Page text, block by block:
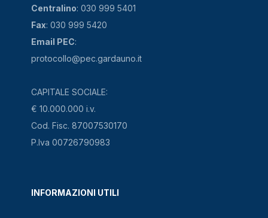
Centralino: 030 999 5401
Fax: 030 999 5420
Email PEC:
protocollo@pec.gardauno.it
CAPITALE SOCIALE:
€ 10.000.000 i.v.
Cod. Fisc. 87007530170
P.Iva 00726790983
INFORMAZIONI UTILI